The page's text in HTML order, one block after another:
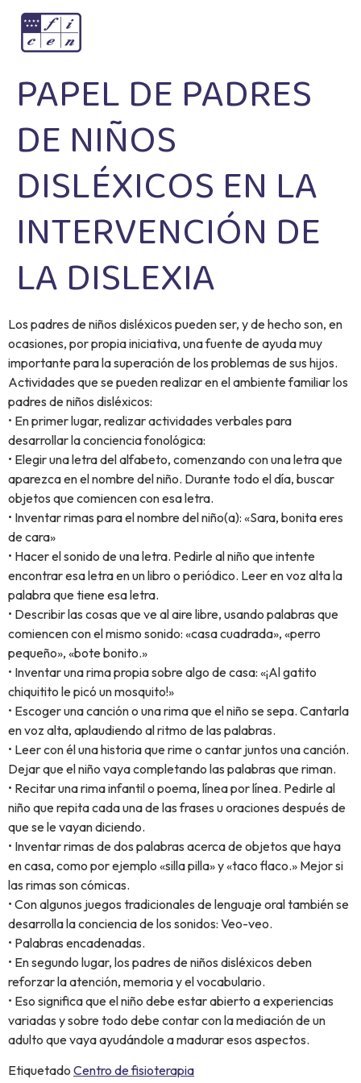
PAPEL DE PADRES
DE NIÑOS
DISLÉXICOS EN LA
INTERVENCIÓN DE
LA DISLEXIA
Los padres de niños disléxicos pueden ser, y de hecho son, en
ocasiones, por propia iniciativa, una fuente de ayuda muy
importante para la superación de los problemas de sus hijos.
Actividades que se pueden realizar en el ambiente familiar los
padres de niños disléxicos:
• En primer lugar, realizar actividades verbales para
desarrollar la conciencia fonológica:
• Elegir una letra del alfabeto, comenzando con una letra que
aparezca en el nombre del niño. Durante todo el día, buscar
objetos que comiencen con esa letra.
• Inventar rimas para el nombre del niño(a): «Sara, bonita eres
de cara»
• Hacer el sonido de una letra. Pedirle al niño que intente
encontrar esa letra en un libro o periódico. Leer en voz alta la
palabra que tiene esa letra.
• Describir las cosas que ve al aire libre, usando palabras que
comiencen con el mismo sonido: «casa cuadrada», «perro
pequeño», «bote bonito.»
• Inventar una rima propia sobre algo de casa: «¡Al gatito
chiquitito le picó un mosquito!»
• Escoger una canción o una rima que el niño se sepa. Cantarla
en voz alta, aplaudiendo al ritmo de las palabras.
• Leer con él una historia que rime o cantar juntos una canción.
Dejar que el niño vaya completando las palabras que riman.
• Recitar una rima infantil o poema, línea por línea. Pedirle al
niño que repita cada una de las frases u oraciones después de
que se le vayan diciendo.
• Inventar rimas de dos palabras acerca de objetos que haya
en casa, como por ejemplo «silla pilla» y «taco flaco.» Mejor si
las rimas son cómicas.
• Con algunos juegos tradicionales de lenguaje oral también se
desarrolla la conciencia de los sonidos: Veo-veo.
• Palabras encadenadas.
• En segundo lugar, los padres de niños disléxicos deben
reforzar la atención, memoria y el vocabulario.
• Eso significa que el niño debe estar abierto a experiencias
variadas y sobre todo debe contar con la mediación de un
adulto que vaya ayudándole a madurar esos aspectos.
Etiquetado Centro de fisioterapia